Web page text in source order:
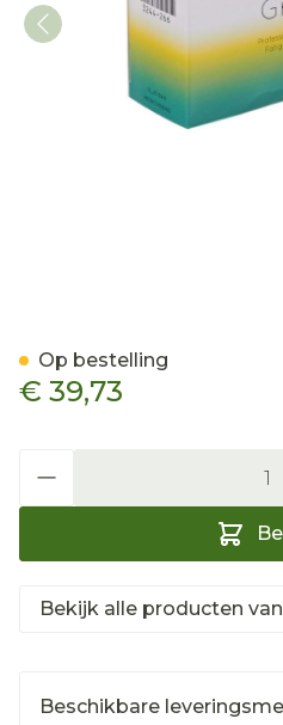
€ 39,73
Op bestelling
Bekijk alle producten
Beschikbare